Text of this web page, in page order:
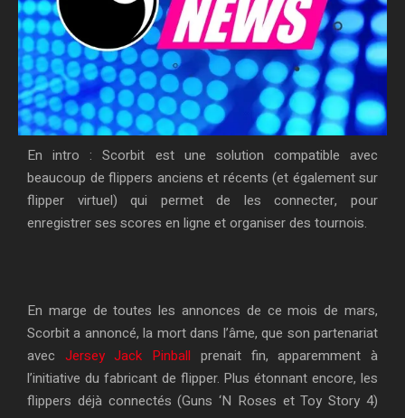
En intro : Scorbit est une solution compatible avec
beaucoup de flippers anciens et récents (et également sur
flipper virtuel) qui permet de les connecter, pour
enregistrer ses scores en ligne et organiser des tournois.
En marge de toutes les annonces de ce mois de mars,
Scorbit a annoncé, la mort dans l’âme, que son partenariat
avec Jersey Jack Pinball prenait fin, apparemment à
l’initiative du fabricant de flipper. Plus étonnant encore, les
flippers déjà connectés (Guns ‘N Roses et Toy Story 4)